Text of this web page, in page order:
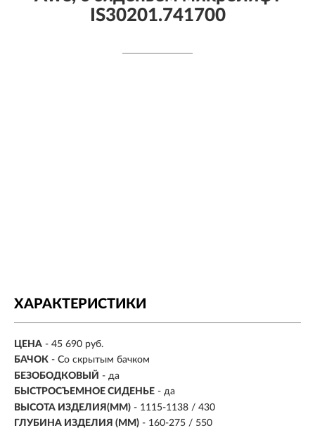
IS30201.741700
ХАРАКТЕРИСТИКИ
ЦЕНА - 45 690 руб.
БАЧОК - Со скрытым бачком
БЕЗОБОДКОВЫЙ - да
БЫСТРОСЪЕМНОЕ СИДЕНЬЕ - да
ВЫСОТА ИЗДЕЛИЯ(ММ) - 1115-1138 / 430
ГЛУБИНА ИЗДЕЛИЯ (ММ) - 160-275 / 550